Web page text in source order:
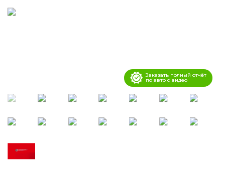
Заказать полный отчёт
по авто с видео